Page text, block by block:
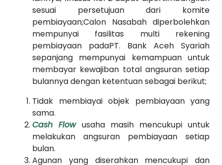
sesuai persetujuan dari komite
pembiayaan;Calon Nasabah diperbolehkan
mempunyai fasilitas multi rekening
pembiayaan padaPT. Bank Aceh Syariah
sepanjang mempunyai kemampuan untuk
membayar kewajiban total angsuran setiap
bulannya dengan ketentuan sebagai berikut;
Tidak membiayai objek pembiayaan yang
sama.
Cash Flow usaha masih mencukupi untuk
melakukan angsuran pembiayaan setiap
bulan.
Agunan yang diserahkan mencukupi dan